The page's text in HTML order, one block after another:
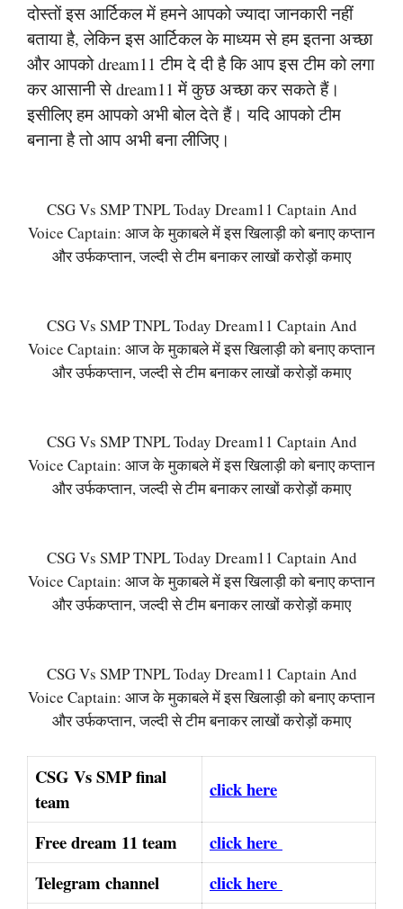
दोस्तों इस आर्टिकल में हमने आपको ज्यादा जानकारी नहीं
बताया है, लेकिन इस आर्टिकल के माध्यम से हम इतना अच्छा
और आपको dream11 टीम दे दी है कि आप इस टीम को लगा
कर आसानी से dream11 में कुछ अच्छा कर सकते हैं।
इसीलिए हम आपको अभी बोल देते हैं। यदि आपको टीम
बनाना है तो आप अभी बना लीजिए।
CSG Vs SMP TNPL Today Dream11 Captain And
Voice Captain: आज के मुकाबले में इस खिलाड़ी को बनाए कप्तान
और उर्फकप्तान, जल्दी से टीम बनाकर लाखों करोड़ों कमाए
CSG Vs SMP TNPL Today Dream11 Captain And
Voice Captain: आज के मुकाबले में इस खिलाड़ी को बनाए कप्तान
और उर्फकप्तान, जल्दी से टीम बनाकर लाखों करोड़ों कमाए
CSG Vs SMP TNPL Today Dream11 Captain And
Voice Captain: आज के मुकाबले में इस खिलाड़ी को बनाए कप्तान
और उर्फकप्तान, जल्दी से टीम बनाकर लाखों करोड़ों कमाए
CSG Vs SMP TNPL Today Dream11 Captain And
Voice Captain: आज के मुकाबले में इस खिलाड़ी को बनाए कप्तान
और उर्फकप्तान, जल्दी से टीम बनाकर लाखों करोड़ों कमाए
CSG Vs SMP TNPL Today Dream11 Captain And
Voice Captain: आज के मुकाबले में इस खिलाड़ी को बनाए कप्तान
और उर्फकप्तान, जल्दी से टीम बनाकर लाखों करोड़ों कमाए
CSG Vs SMP final
team
click here
Free dream 11 team
click here
Telegram channel
click here